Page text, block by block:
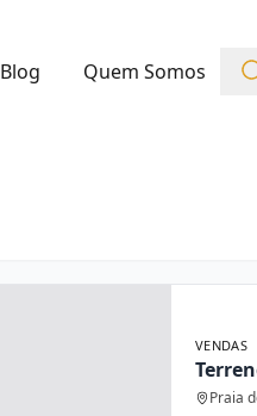
Blog Quem Somos
VENDAS
Praia